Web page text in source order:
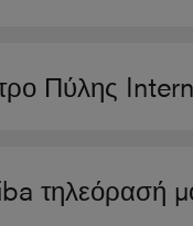
Πύλης
τηλεόρασή